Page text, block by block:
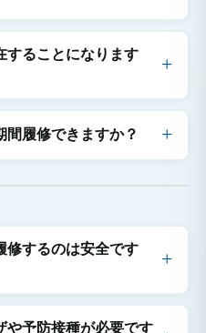
することになります
間履修できますか？
修するのは安全です
や予防接種が必要です